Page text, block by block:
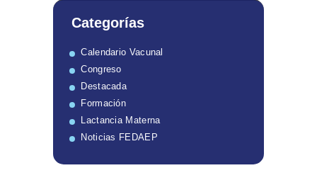
Categorías
Calendario Vacunal
Congreso
Destacada
Formación
Lactancia Materna
Noticias FEDAEP